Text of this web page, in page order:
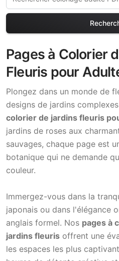
Pages à Colorier
Fleuris pour
Plongez dans un monde de
designs de jardins
colorier de jardins fleuris
jardins de roses aux
sauvages, chaque page est
botanique qui ne demande
couleur.
Immergez-vous dans la
japonais ou dans l'élégance
anglais formel. Nos pages à
jardins fleuris offrent une
les espaces les plus